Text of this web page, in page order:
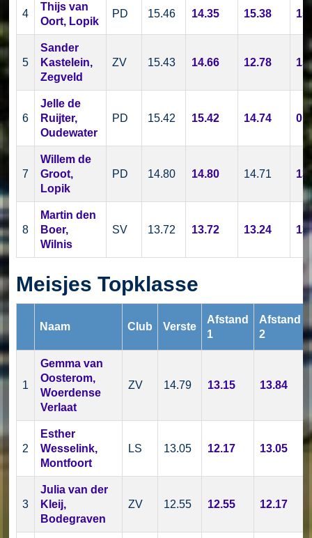
4
Thijs van
Oort, Lopik
PD 15.46 14.35 15.38
5
Sander
Kastelein,
Zegveld
ZV 15.43 14.66 12.78
6
Jelle de
Ruijter,
Oudewater
PD 15.42 15.42 14.74
7
Willem de
Groot,
Lopik
PD 14.80 14.80 14.71
8
Martin den
Boer,
Wilnis
SV 13.72 13.72 13.24
Meisjes Topklasse
Naam Club Verste
Afstand
1
Afstand
2
1
Gemma van
Oosterom,
Woerdense
Verlaat
ZV 14.79 13.15 13.84
2
Esther
Wesselink,
Montfoort
LS 13.05 12.17 13.05
3
Julia van der
Kleij,
Bodegraven
ZV 12.55 12.55 12.17